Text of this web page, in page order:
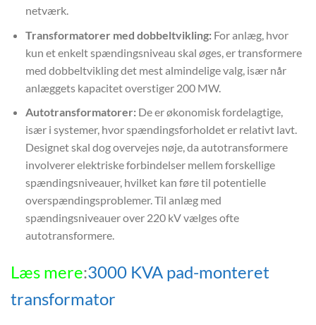
netværk.
Transformatorer med dobbeltvikling:For anlæg, hvor
kun et enkelt spændingsniveau skal øges, er transformere
med dobbeltvikling det mest almindelige valg, især når
anlæggets kapacitet overstiger 200 MW.
Autotransformatorer:De er økonomisk fordelagtige,
især i systemer, hvor spændingsforholdet er relativt lavt.
Designet skal dog overvejes nøje, da autotransformere
involverer elektriske forbindelser mellem forskellige
spændingsniveauer, hvilket kan føre til potentielle
overspændingsproblemer. Til anlæg med
spændingsniveauer over 220 kV vælges ofte
autotransformere.
Læs mere:3000 KVA pad-monteret
transformator